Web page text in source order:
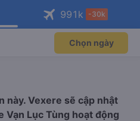
ngay!
viên độc
Mở app
vé máy bay qua
Mở app
991 k -30k
Chọn ngày
này. Vexere sẽ cập nhật
Vạn Lục Tùng hoạt động